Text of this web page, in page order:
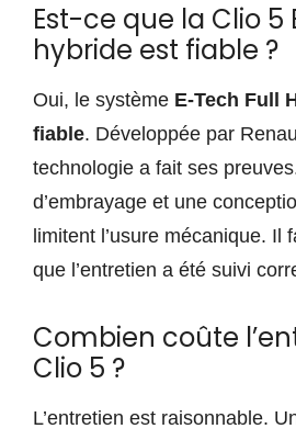
Est-ce que la Clio 5
hybride est fiable ?
Oui, le système E-Tech Full
fiable. Développée par
technologie a fait ses
d’embrayage et une
limitent l’usure mécanique. Il
que l’entretien a été suivi
Combien coûte
Clio 5 ?
L’entretien est raisonnable.